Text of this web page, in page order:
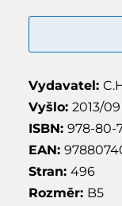
Vydavatel:
Vyšlo: 2013/09
ISBN: 978-80-
EAN:
Stran: 496
Rozměr: B5